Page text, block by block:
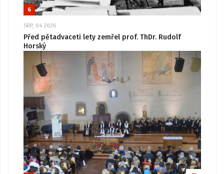
6
SRP, 04 2026
Před pětadvaceti lety zemřel prof. ThDr. Rudolf
Horský